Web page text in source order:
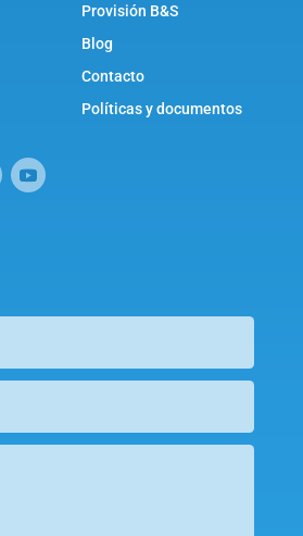
Provisión B&S
Blog
Contacto
Políticas y documentos